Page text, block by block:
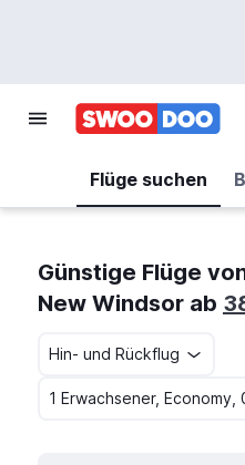
Flüge suchen
Günstige Flüge
New Windsor ab
Hin- und Rückflug
1 Erwachsener,